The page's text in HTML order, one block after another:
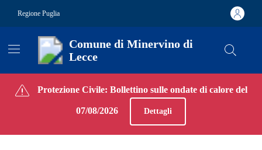
Regione Puglia
Comune di Minervino di
Lecce
Contenuti in evidenza
Protezione Civile: Bollettino sulle ondate di calore del
07/08/2026 Dettagli